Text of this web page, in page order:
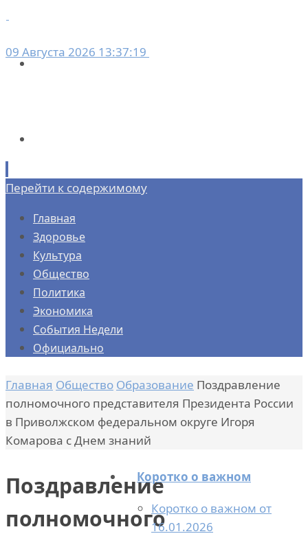
09 Августа 2026 13:37:19
Перейти к содержимому
Главная
Здоровье
Культура
Общество
Политика
Экономика
События Недели
Официально
Главная Общество Образование Поздравление
полномочного представителя Президента России
в Приволжском федеральном округе Игоря
Комарова с Днем знаний
Поздравление
полномочного
Коротко о важном
Коротко о важном от
16.01.2026